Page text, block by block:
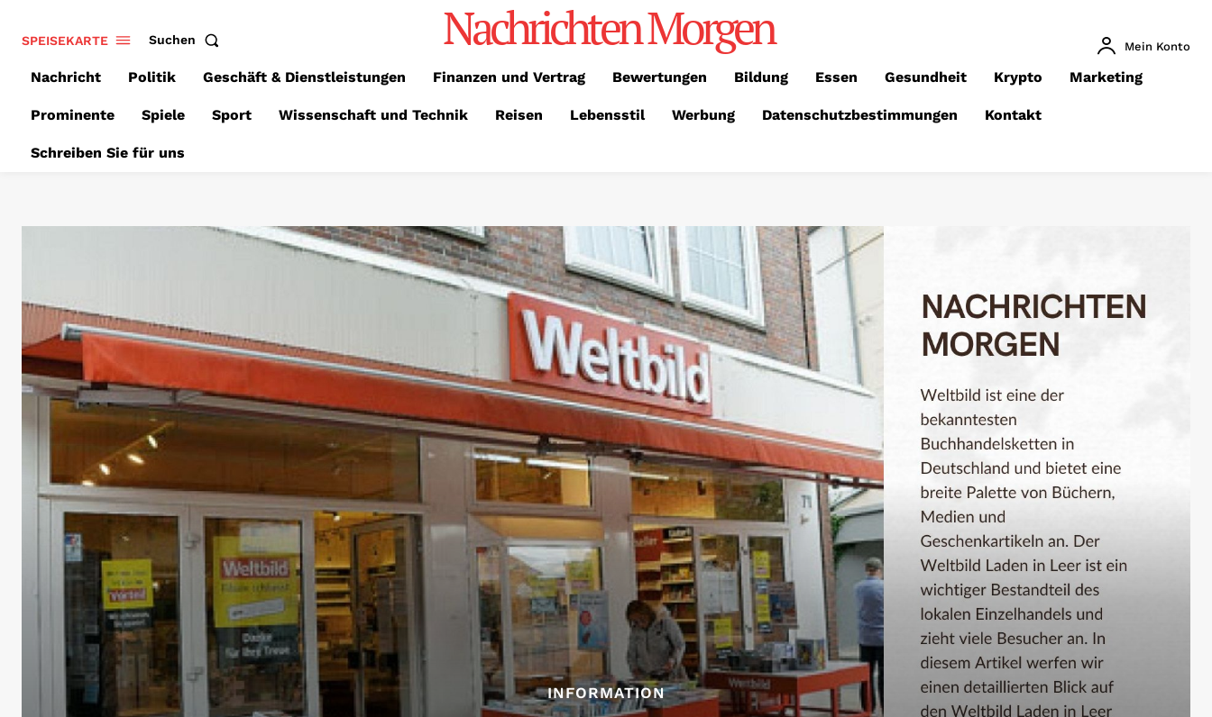
SPEISEKARTE Suchen Nachrichten Morgen Mein Konto
Nachricht Politik Geschäft & Dienstleistungen Finanzen und Vertrag Bewertungen Bildung Essen Gesundheit Krypto Marketing
Prominente Spiele Sport Wissenschaft und Technik Reisen Lebensstil Werbung Datenschutzbestimmungen Kontakt
Schreiben Sie für uns
INFORMATION